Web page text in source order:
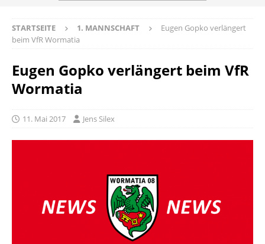
STARTSEITE 1. MANNSCHAFT
Eugen Gopko verlängert
beim VfR Wormatia
Eugen Gopko verlängert beim VfR
Wormatia
11. Mai 2017 Jens Silex